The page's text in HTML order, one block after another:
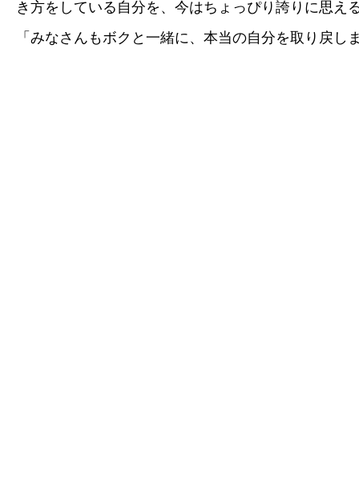
き方をしている自分を、今はちょっぴり誇りに思え
「みなさんもボクと一緒に、本当の自分を取り戻し